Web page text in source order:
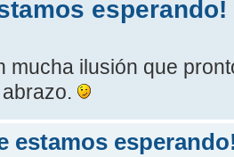
esperando!
mucha ilusión que
estamos